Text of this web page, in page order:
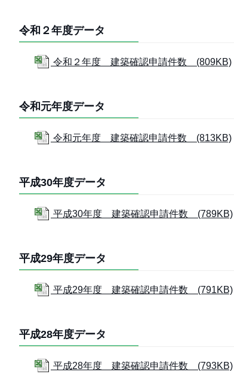
令和２年度データ
令和２年度 建築確認申請件数 (809KB)
令和元年度データ
令和元年度 建築確認申請件数 (813KB)
平成30年度データ
平成30年度 建築確認申請件数 (789KB)
平成29年度データ
平成29年度 建築確認申請件数 (791KB)
平成28年度データ
平成28年度 建築確認申請件数 (793KB)